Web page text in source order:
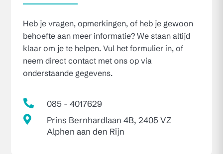
Heb je vragen, opmerkingen, of heb je gewoon
behoefte aan meer informatie? We staan altijd
klaar om je te helpen. Vul het formulier in, of
neem direct contact met ons op via
onderstaande gegevens.

085 - 4017629

Prins Bernhardlaan 4B, 2405 VZ
Alphen aan den Rijn